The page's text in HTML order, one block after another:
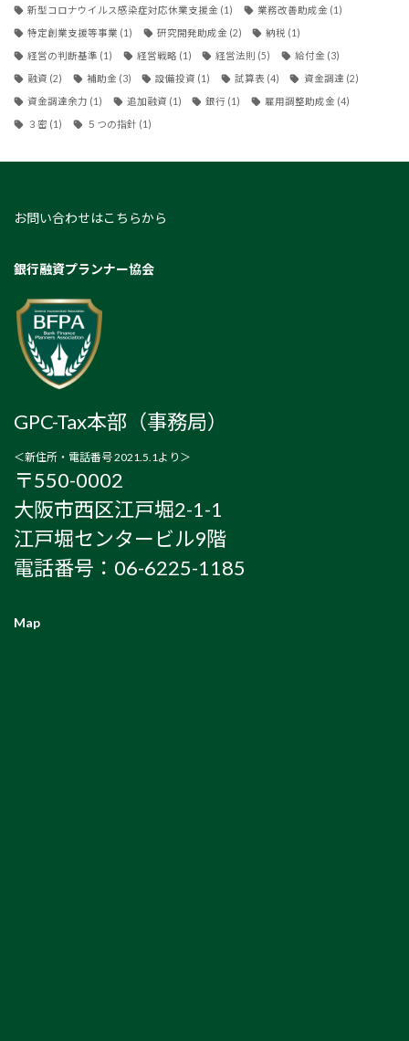
新型コロナウイルス感染症対応休業支援金 (1) 業務改善助成金 (1)
特定創業支援等事業 (1) 研究開発助成金 (2) 納税 (1)
経営の判断基準 (1) 経営戦略 (1) 経営法則 (5) 給付金 (3)
融資 (2) 補助金 (3) 設備投資 (1) 試算表 (4) 資金調達 (2)
資金調達余力 (1) 追加融資 (1) 銀行 (1) 雇用調整助成金 (4)
３密 (1) ５つの指針 (1)
お問い合わせはこちらから
銀行融資プランナー協会
GPC-Tax本部（事務局）
＜新住所・電話番号 2021.5.1より＞
〒550-0002
大阪市西区江戸堀2-1-1
江戸堀センタービル9階
電話番号：06-6225-1185
Map